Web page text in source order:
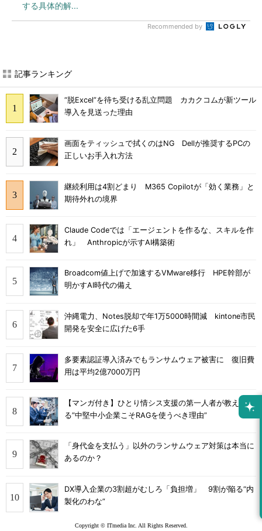
する具体的解...
Recommended by
記事ランキング
“脱Excel”を待ち受ける乱立問題 カカクコムが新ツール
導入を見送った理由
画面をティッシュで拭くのはNG Dellが推奨するPCの
正しいお手入れ方法
継続利用は4割どまり M365 Copilotが「効く業務」と
期待外れの境界
Claude Codeでは「エージェントを作るな、スキルを作
れ」 Anthropicが示すAI構築術
Broadcom値上げで加速するVMware移行 HPE幹部が
明かすAI時代の備え
沖縄電力、Notes脱却で年1万5000時間減 kintone市民
開発を安全に広げた6手
多要素認証導入済みでもランサムウェア被害に 復旧費
用は平均2億7000万円
【マンガ付き】ひとり情シス支援の第一人者が教え
る”中堅中小企業こそRAGを使うべき理由”
「身代金を支払う」以外のランサムウェア対策は本当に
あるのか？
DX導入企業の3割超がむしろ「負担増」 9割が陥る“内
製化のわな”
Copyright © ITmedia Inc. All Rights Reserved.